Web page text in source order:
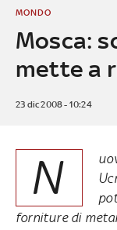
Mosca:
mette a
MONDO
23 dic 2008 - 10:24
N
forniture di